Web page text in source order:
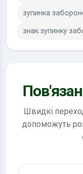
зупинка
знак зупинку
Швидкі
допоможуть